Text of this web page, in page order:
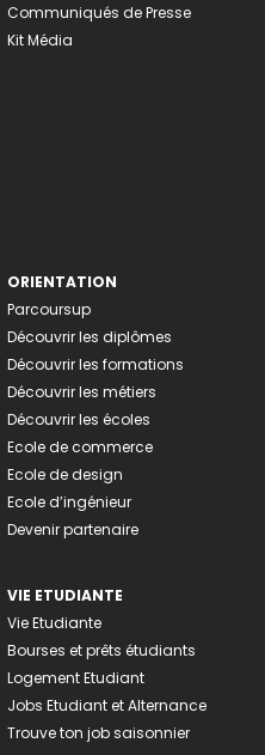
Communiqués de Presse
Kit Média
ORIENTATION
Parcoursup
Découvrir les diplômes
Découvrir les formations
Découvrir les métiers
Découvrir les écoles
Ecole de commerce
Ecole de design
Ecole d’ingénieur
Devenir partenaire
VIE ETUDIANTE
Vie Etudiante
Bourses et prêts étudiants
Logement Etudiant
Jobs Etudiant et Alternance
Trouve ton job saisonnier